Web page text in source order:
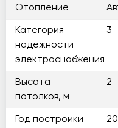
Отопление
Категория
надежности
электроснабжения
3
Высота
потолков, м
2
Год постройки